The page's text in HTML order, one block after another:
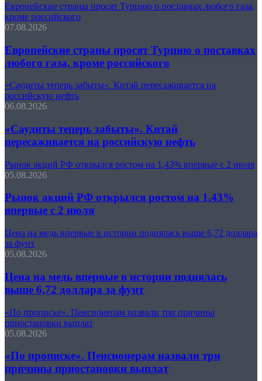
Европейские страны просят Турцию о поставках любого газа,
кроме российского
07.08.2026
Европейские страны просят Турцию о поставках
любого газа, кроме российского
«Саудиты теперь забыты». Китай пересаживается на
российскую нефть
06.08.2026
«Саудиты теперь забыты». Китай
пересаживается на российскую нефть
Рынок акций РФ открылся ростом на 1,43% впервые с 2 июля
05.08.2026
Рынок акций РФ открылся ростом на 1,43%
впервые с 2 июля
Цена на медь впервые в истории поднялась выше 6,72 доллара
за фунт
05.08.2026
Цена на медь впервые в истории поднялась
выше 6,72 доллара за фунт
«По прописке». Пенсионерам назвали три причины
приостановки выплат
05.08.2026
«По прописке». Пенсионерам назвали три
причины приостановки выплат